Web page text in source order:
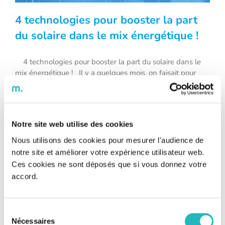
Notre site web utilise des cookies
Nous utilisons des cookies pour mesurer l'audience de
notre site et améliorer votre expérience utilisateur web.
Ces cookies ne sont déposés que si vous donnez votre
accord.
Nécessaires
4 technologies pour booster la part du
solaire dans le mix énergétique !
4 technologies pour booster la part
du solaire dans le mix énergétique !
4 technologies pour booster la part du solaire dans le
mix énergétique ! Il y a quelques mois, on faisait pour
vous l’état des lieux des énergies renouvelables en France
en 2018. Plus récemment, on vous parlait aussi de
[...]